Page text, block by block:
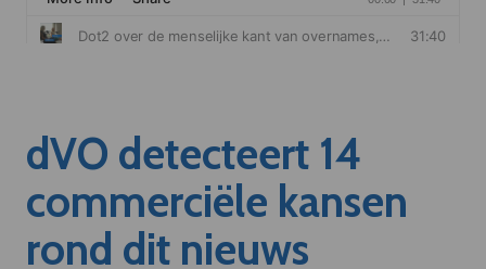
dVO detecteert 14
commerciële kansen
rond dit nieuws